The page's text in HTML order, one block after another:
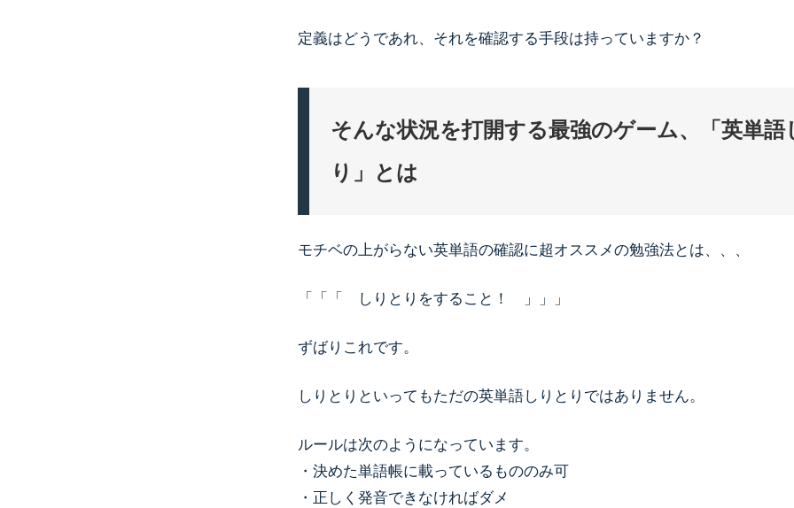
定義はどうであれ、それを確認する手段は持っていますか？
そんな状況を打開する最強のゲーム、「英単語
り」とは
モチベの上がらない英単語の確認に超オススメの勉強法とは、、、
「「「 しりとりをすること！ 」」」
ずばりこれです。
しりとりといってもただの英単語しりとりではありません。
ルールは次のようになっています。
・決めた単語帳に載っているもののみ可
・正しく発音できなければダメ